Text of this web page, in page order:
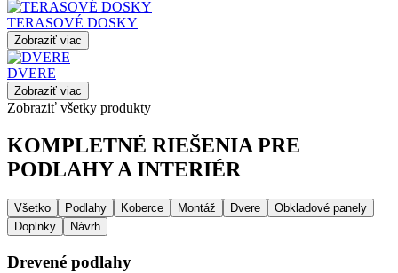
TERASOVÉ DOSKY
Zobraziť viac
DVERE
Zobraziť viac
Zobraziť všetky produkty
KOMPLETNÉ RIEŠENIA PRE
PODLAHY A INTERIÉR
Všetko Podlahy Koberce Montáž Dvere
Obkladové panely
Doplnky
Návrh
Drevené podlahy